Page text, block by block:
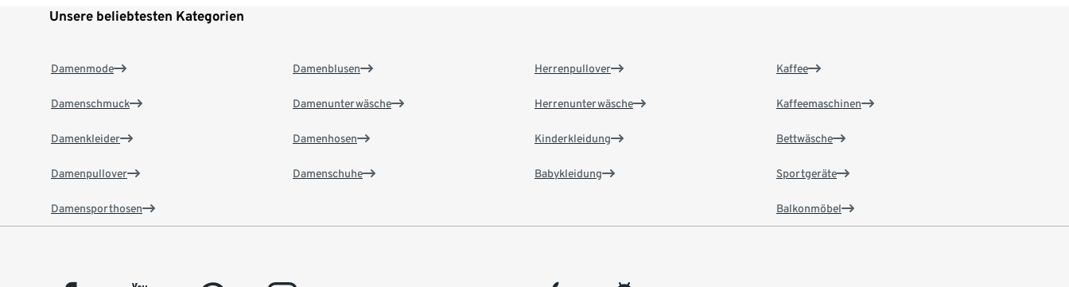
Unsere beliebtesten Kategorien
Damenmode
Damenschmuck
Damenkleider
Damenpullover
Damensporthosen
Damenblusen
Damenunterwäsche
Damenhosen
Damenschuhe
Herrenpullover
Herrenunterwäsche
Kinderkleidung
Babykleidung
Kaffee
Kaffeemaschinen
Bettwäsche
Sportgeräte
Balkonmöbel